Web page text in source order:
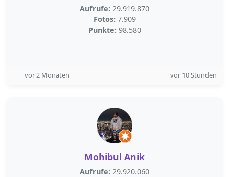
Aufrufe: 29.919.870
Fotos: 7.909
Punkte: 98.580
vor 2 Monaten vor 10 Stunden
Mohibul Anik
Aufrufe: 29.920.060